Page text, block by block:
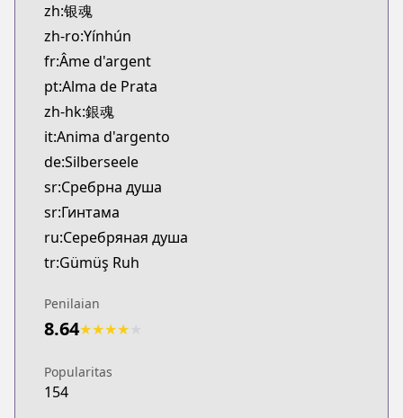
zh:银魂
zh-ro:Yínhún
fr:Âme d'argent
pt:Alma de Prata
zh-hk:銀魂
it:Anima d'argento
de:Silberseele
sr:Сребрна душа
sr:Гинтама
ru:Серебряная душа
tr:Gümüş Ruh
Penilaian
8.64★★★★
Popularitas
154